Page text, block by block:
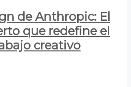
de Anthropic: El
que redefine el
creativo